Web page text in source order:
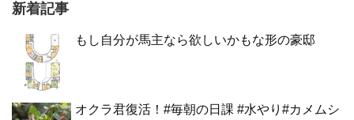
新着記事
もし自分が馬主なら欲しいかもな形の豪邸
オクラ君復活！#毎朝の日課 #水やり#カメムシ